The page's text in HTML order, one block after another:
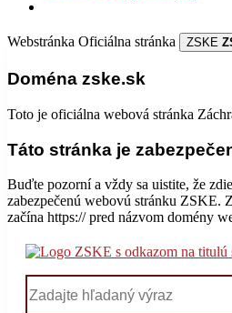
Webstránka Oficiálna stránka ZSKE
Doména zske.sk
Toto je oficiálna webová stránka
Táto stránka je
Buďte pozorní a vždy sa uistite, že
zabezpečenú webovú stránku ZSKE.
začína https:// pred názvom domény